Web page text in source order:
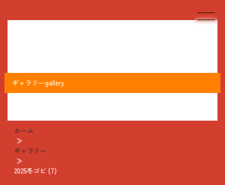
ギャラリーgallery
ホーム
≫
ギャラリー
≫
2025冬ゴビ (7)